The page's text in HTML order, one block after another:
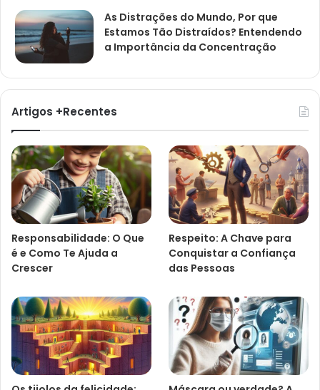
As Distrações do Mundo, Por que
Estamos Tão Distraídos? Entendendo
a Importância da Concentração
Artigos +Recentes
Responsabilidade: O Que
é e Como Te Ajuda a
Crescer
Respeito: A Chave para
Conquistar a Confiança
das Pessoas